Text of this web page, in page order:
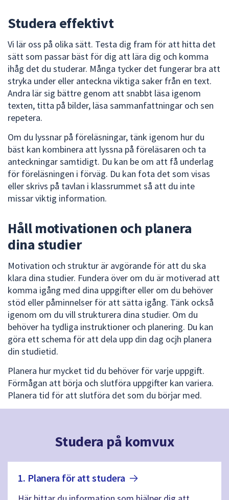
Studera effektivt
Vi lär oss på olika sätt. Testa dig fram för att hitta det
sätt som passar bäst för dig att lära dig och komma
ihåg det du studerar. Många tycker det fungerar bra att
stryka under eller anteckna viktiga saker från en text.
Andra lär sig bättre genom att snabbt läsa igenom
texten, titta på bilder, läsa sammanfattningar och sen
repetera.
Om du lyssnar på föreläsningar, tänk igenom hur du
bäst kan kombinera att lyssna på föreläsaren och ta
anteckningar samtidigt. Du kan be om att få underlag
för föreläsningen i förväg. Du kan fota det som visas
eller skrivs på tavlan i klassrummet så att du inte
missar viktig information.
Håll motivationen och planera
dina studier
Motivation och struktur är avgörande för att du ska
klara dina studier. Fundera över om du är motiverad att
komma igång med dina uppgifter eller om du behöver
stöd eller påminnelser för att sätta igång. Tänk också
igenom om du vill strukturera dina studier. Om du
behöver ha tydliga instruktioner och planering. Du kan
göra ett schema för att dela upp din dag ocjh planera
din studietid.
Planera hur mycket tid du behöver för varje uppgift.
Förmågan att börja och slutföra uppgifter kan variera.
Planera tid för att slutföra det som du börjar med.
Studera på komvux
1. Planera för attstudera